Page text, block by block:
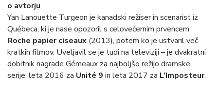
o avtorju
Yan Lanouette Turgeon je kanadski režiser in scenarist iz
Québeca, ki je nase opozoril s celovečernim prvencem
Roche papier ciseaux (2013), potem ko je ustvaril več
kratkih filmov. Uveljavil se je tudi na televiziji – je dvakratni
dobitnik nagrade Gémeaux za najboljšo režijo dramske
serije, leta 2016 za Unité 9 in leta 2017 za L’Imposteur.